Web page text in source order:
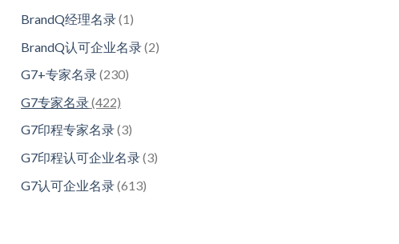
BrandQ经理名录(1)
BrandQ认可企业名录(2)
G7+专家名录(230)
G7专家名录(422)
G7印程专家名录(3)
G7印程认可企业名录(3)
G7认可企业名录(613)